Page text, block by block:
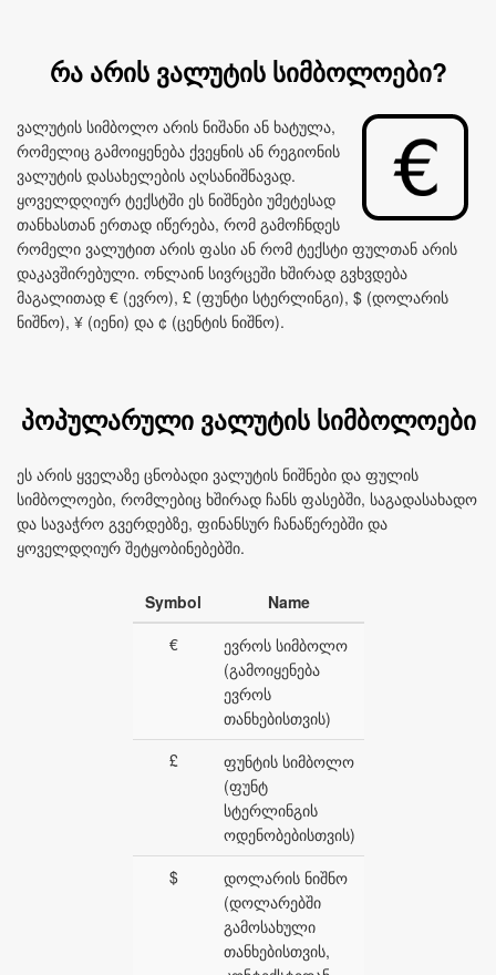
რა არის ვალუტის სიმბოლოები?
ვალუტის სიმბოლო არის ნიშანი ან ხატულა,
რომელიც გამოიყენება ქვეყნის ან რეგიონის
ვალუტის დასახელების აღსანიშნავად.
ყოველდღიურ ტექსტში ეს ნიშნები უმეტესად
თანხასთან ერთად იწერება, რომ გამოჩნდეს
რომელი ვალუტით არის ფასი ან რომ ტექსტი ფულთან არის
დაკავშირებული. ონლაინ სივრცეში ხშირად გვხვდება
მაგალითად € (ევრო), £ (ფუნტი სტერლინგი), $ (დოლარის
ნიშნო), ¥ (იენი) და ¢ (ცენტის ნიშნო).
პოპულარული ვალუტის სიმბოლოები
ეს არის ყველაზე ცნობადი ვალუტის ნიშნები და ფულის
სიმბოლოები, რომლებიც ხშირად ჩანს ფასებში, საგადასახადო
და სავაჭრო გვერდებზე, ფინანსურ ჩანაწერებში და
ყოველდღიურ შეტყობინებებში.
Symbol
Name
€
ევროს სიმბოლო
(გამოიყენება
ევროს
თანხებისთვის)
£
ფუნტის სიმბოლო
(ფუნტ
სტერლინგის
ოდენობებისთვის)
$
დოლარის ნიშნო
(დოლარებში
გამოსახული
თანხებისთვის,